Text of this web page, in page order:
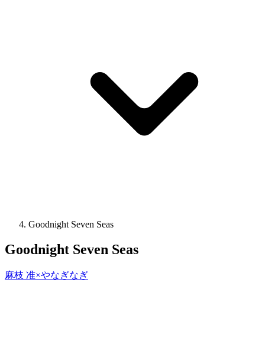
Goodnight Seven Seas
Goodnight Seven Seas
麻枝 准×やなぎなぎ